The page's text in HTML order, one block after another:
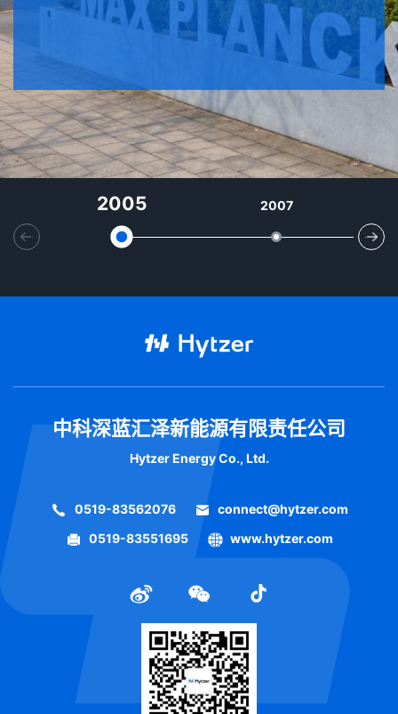
2005 2007
中科深蓝汇泽新能源有限责任公司
Hytzer Energy Co., Ltd.
0519-83562076
connect@hytzer.com
0519-83551695
www.hytzer.com